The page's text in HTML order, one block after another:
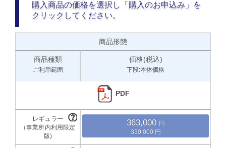
購入商品の価格を選択し「購入のお申込み」を
クリックしてください。
商品形態
商品種類
ご利用範囲
価格(税込)
下段:本体価格
PDF
363,000
330,000